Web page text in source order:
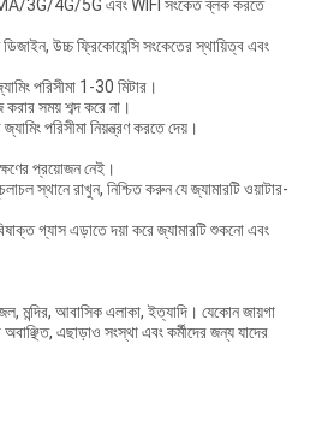
3G/4G/5G এবং WIFI সংকেত ব্লক করতে
উচ্চ ফ্রিকোয়েন্সি সংকেতের স্থায়িত্ব এবং
পরিসীমা 1-30 মিটার।
করার সময় শব্দ করে না।
পরিসীমা নিয়ন্ত্রণ করতে দেয়।
প্রয়োজন নেই।
স্থানে রাখুন, নিশ্চিত করুন যে জ্যামারটি ওয়াটার-
গ্যাস এড়াতে দয়া করে জ্যামারটি শুকনো এবং
মন্দির, আবাসিক এলাকা, ইত্যাদি। যেকোন জায়গা
এছাড়াও সংস্থা এবং কর্মীদের জন্য যাদের